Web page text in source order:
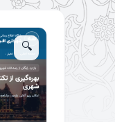
🔍